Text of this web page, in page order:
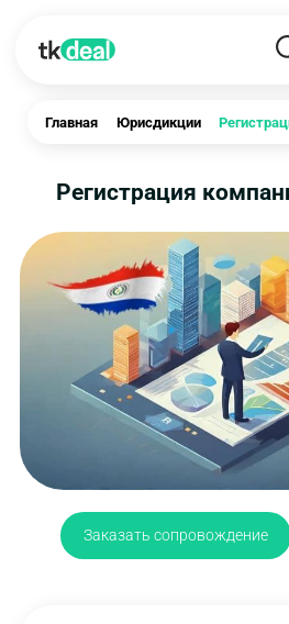
Главная Юрисдикции
Регистрация
Заказать сопровождение